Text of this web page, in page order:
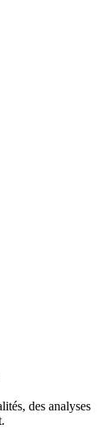
des analyses